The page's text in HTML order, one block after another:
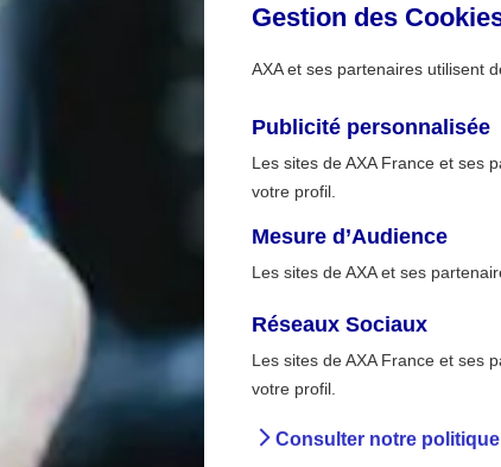
Accueil
Gestion des
AXA et ses partenaires utilisent
Publicité personnalisée
Les sites de AXA France et ses
votre profil.
Mesure d’Audience
Les sites de AXA et ses
Réseaux Sociaux
Les sites de AXA France et ses
votre profil.
Consulter notre